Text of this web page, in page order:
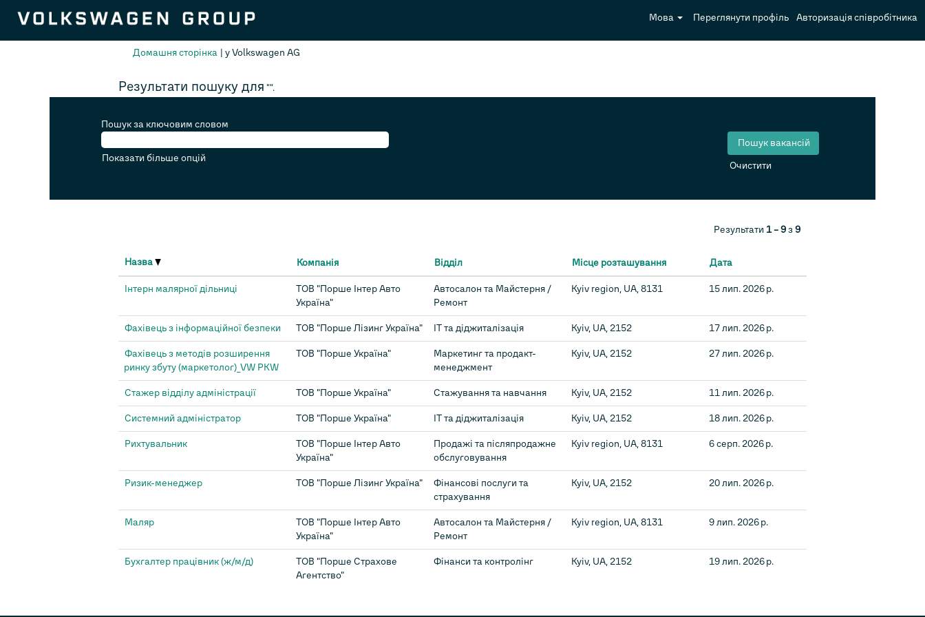
Мова Переглянути профіль Авторизація співробітника
Домашня сторінка | у Volkswagen AG
Результати пошуку для "".
Пошук за ключовим словом
Показати більше опцій
Очистити
Результати 1 – 9з9
Назва Компанія Відділ Місце розташування Дата
Інтерн малярної дільниці
ТОВ "Порше Інтер Авто
Україна"
Автосалон та Майстерня /
Ремонт
Kyiv region, UA, 8131 15 лип. 2026 р.
Фахівець з інформаційної безпеки ТОВ "Порше Лізинг Україна" ІТ та діджиталізація Kyiv, UA, 2152 17 лип. 2026 р.
Фахівець з методів розширення
ринку збуту (маркетолог)_VW PKW
ТОВ "Порше Україна"
Маркетинг та продакт-
менеджмент
Kyiv, UA, 2152 27 лип. 2026 р.
Стажер відділу адміністрації ТОВ "Порше Україна" Стажування та навчання Kyiv, UA, 2152 11 лип. 2026 р.
Системний адміністратор ТОВ "Порше Україна" ІТ та діджиталізація Kyiv, UA, 2152 18 лип. 2026 р.
Рихтувальник
ТОВ "Порше Інтер Авто
Україна"
Продажі та післяпродажне
обслуговування
Kyiv region, UA, 8131 6 серп. 2026 р.
Ризик-менеджер ТОВ "Порше Лізинг Україна"
Фінансові послуги та
страхування
Kyiv, UA, 2152 20 лип. 2026 р.
Маляр
ТОВ "Порше Інтер Авто
Україна"
Автосалон та Майстерня /
Ремонт
Kyiv region, UA, 8131 9 лип. 2026 р.
Бухгалтер працівник (ж/м/д)
ТОВ "Порше Страхове
Агентство"
Фінанси та контролінг Kyiv, UA, 2152 19 лип. 2026 р.